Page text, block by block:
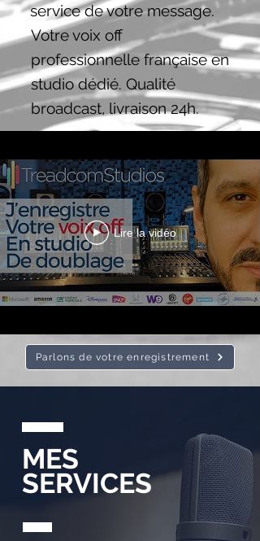
service de votre message.
Votre voix off
professionnelle française en
studio dédié. Qualité
broadcast, livraison 24h.
Lire la vidéo
Parlons de votre enregistrement
MES
SERVICES